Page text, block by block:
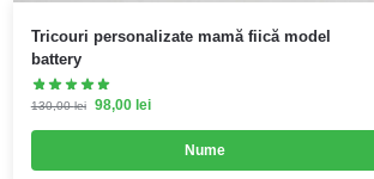
Tricouri personalizate mamă fiică model
battery
130,00lei 98,00 lei
Nume